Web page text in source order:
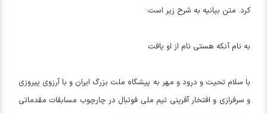
کرد. متن بیانیه به شرح زیر است:
به نام آنکه هستی نام از او یافت
با سلام تحیت و درود و مهر به پیشگاه ملت بزرگ ایران و با آرزوی پیروزی
و سرفرازی و افتخار آفرینی تیم ملی فوتبال در چارچوب مسابقات مقدماتی